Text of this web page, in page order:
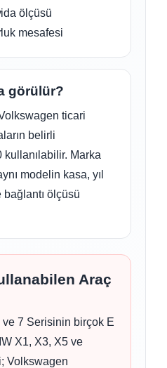
ölçüsü
mesafesi
görülür?
ticari
belirli
Marka
modelin kasa, yıl
bağlantı ölçüsü
Araç
ve 7 Serisinin birçok E
X1, X3, X5 ve
Volkswagen